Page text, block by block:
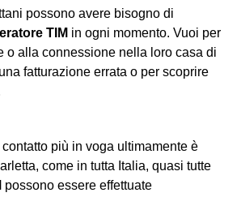
possono avere bisogno di
TIM in ogni momento. Vuoi per
o alla connessione nella loro casa di
fatturazione errata o per scoprire
più in voga ultimamente è
come in tutta Italia, quasi tutte
possono essere effettuate